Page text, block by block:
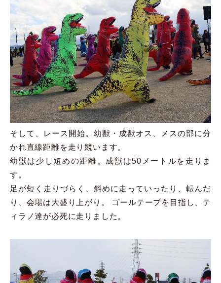
そして、レース開始。幼獣・成獣オス、メスの部に分
かれ直線距離を走り競います。
幼獣は少し短めの距離。成獣は50メートルを走りま
す。
足が短く走りづらく、斜めに走っていったり、転んだ
り、会場は大盛り上がり。 ゴールテープを目指し、テ
ィラノ達が必死に走りました。